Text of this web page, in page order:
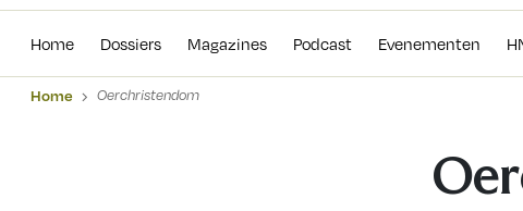
Home Dossiers Magazines Podcast Evenementen
Home Oerchristendom